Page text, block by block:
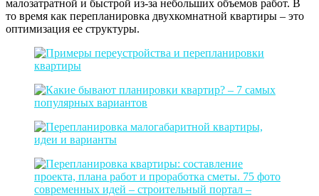
малозатратной и быстрой из-за небольших объемов работ. В
то время как перепланировка двухкомнатной квартиры – это
оптимизация ее структуры.